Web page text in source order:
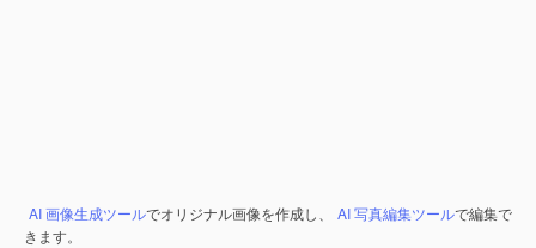
AI 画像生成ツールでオリジナル画像を作成し、 AI 写真編集ツールで編集で
きます。